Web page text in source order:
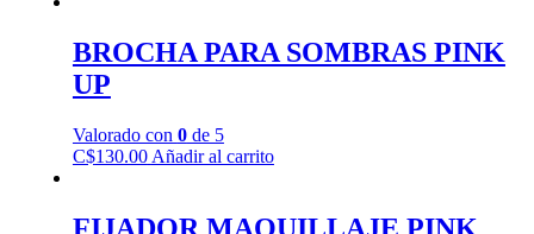
BROCHA PARA SOMBRAS PINK
UP
Valorado con 0de 5
C$130.00 Añadir al carrito
FIJADOR MAQUILLAJE PINK